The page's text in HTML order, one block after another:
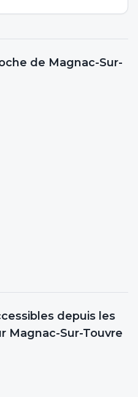
de Magnac-Sur-
depuis les
Magnac-Sur-Touvre